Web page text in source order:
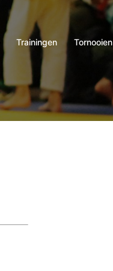
Trainingen Tornooien